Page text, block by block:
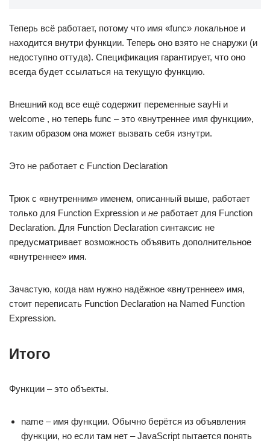
Теперь всё работает, потому что имя «func» локальное и
находится внутри функции. Теперь оно взято не снаружи (и
недоступно оттуда). Спецификация гарантирует, что оно
всегда будет ссылаться на текущую функцию.
Внешний код все ещё содержит переменные sayHi и
welcome , но теперь func – это «внутреннее имя функции»,
таким образом она может вызвать себя изнутри.
Это не работает с Function Declaration
Трюк с «внутренним» именем, описанный выше, работает
только для Function Expression и не работает для Function
Declaration. Для Function Declaration синтаксис не
предусматривает возможность объявить дополнительное
«внутреннее» имя.
Зачастую, когда нам нужно надёжное «внутреннее» имя,
стоит переписать Function Declaration на Named Function
Expression.
Итого
Функции – это объекты.
name – имя функции. Обычно берётся из объявления
функции, но если там нет – JavaScript пытается понять